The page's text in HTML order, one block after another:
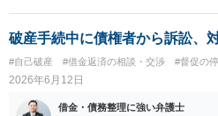
は必要でしょう。
破産手続中に債権者から訴訟、
#自己破産 #借金返済の相談・交渉 #督促の
2026年6月12日
借金・債務整理に強い弁護士